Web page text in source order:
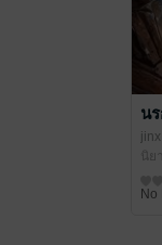
น
jinx
นิ
No